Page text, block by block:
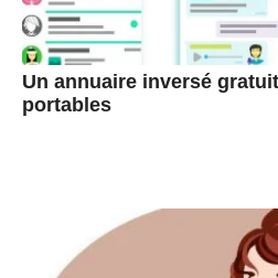
Un annuaire inversé
portables